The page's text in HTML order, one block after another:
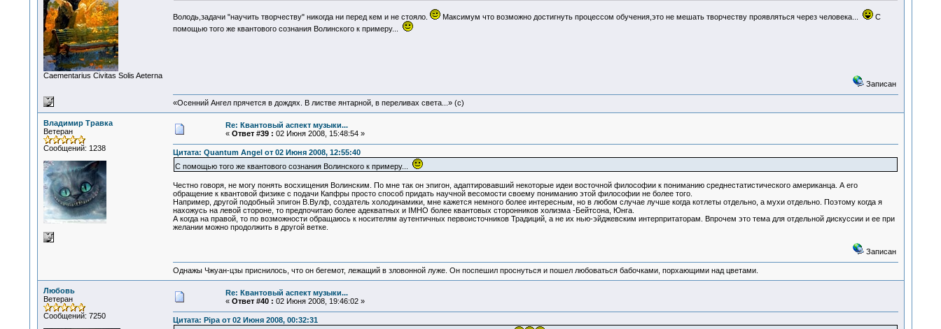
Сaementarius Civitas Solis Aeterna
Володь,задачи "научить творчеству" никогда ни перед кем и не стояло. Максимум что возможно достигнуть процессом обучения,это не мешать творчеству проявляться через человека...
С
помощью того же квантового сознания Волинского к примеру...
Записан
«Осенний Ангел прячется в дождях. В листве янтарной, в переливах света...» (c)
Владимир Травка
Ветеран
Сообщений: 1238
Re: Квантовый аспект музыки...
« Ответ #39 : 02 Июня 2008, 15:48:54 »
Цитата: Quantum Angel от 02 Июня 2008, 12:55:40
С помощью того же квантового сознания Волинского к примеру...
Честно говоря, не могу понять восхищения Волинским. По мне так он эпигон, адаптировавший некоторые идеи восточной философии к пониманию среднестатистического американца. А его
обращение к квантовой физике с подачи Капфры просто способ придать научной весомости своему пониманию этой философии не более того.
Например, другой подобный эпигон В.Вулф, создатель холодинамики, мне кажется немного более интересным, но в любом случае лучше когда котлеты отдельно, а мухи отдельно. Поэтому когда я
нахожусь на левой стороне, то предпочитаю более адекватных и IMHO более квантовых сторонников холизма -Бейтсона, Юнга.
А когда на правой, то по возможности обращаюсь к носителям аутентичных первоисточников Традиций, а не их нью-эйджевским интерпритаторам. Впрочем это тема для отдельной дискуссии и ее при
желании можно продолжить в другой ветке.
Записан
Однажы Чжуан-цзы приснилось, что он бегемот, лежащий в зловонной луже. Он поспешил проснуться и пошел любоваться бабочками, порхающими над цветами.
Любовь
Ветеран
Сообщений: 7250
Re: Квантовый аспект музыки...
« Ответ #40 : 02 Июня 2008, 19:46:02 »
Цитата: Pipa от 02 Июня 2008, 00:32:31